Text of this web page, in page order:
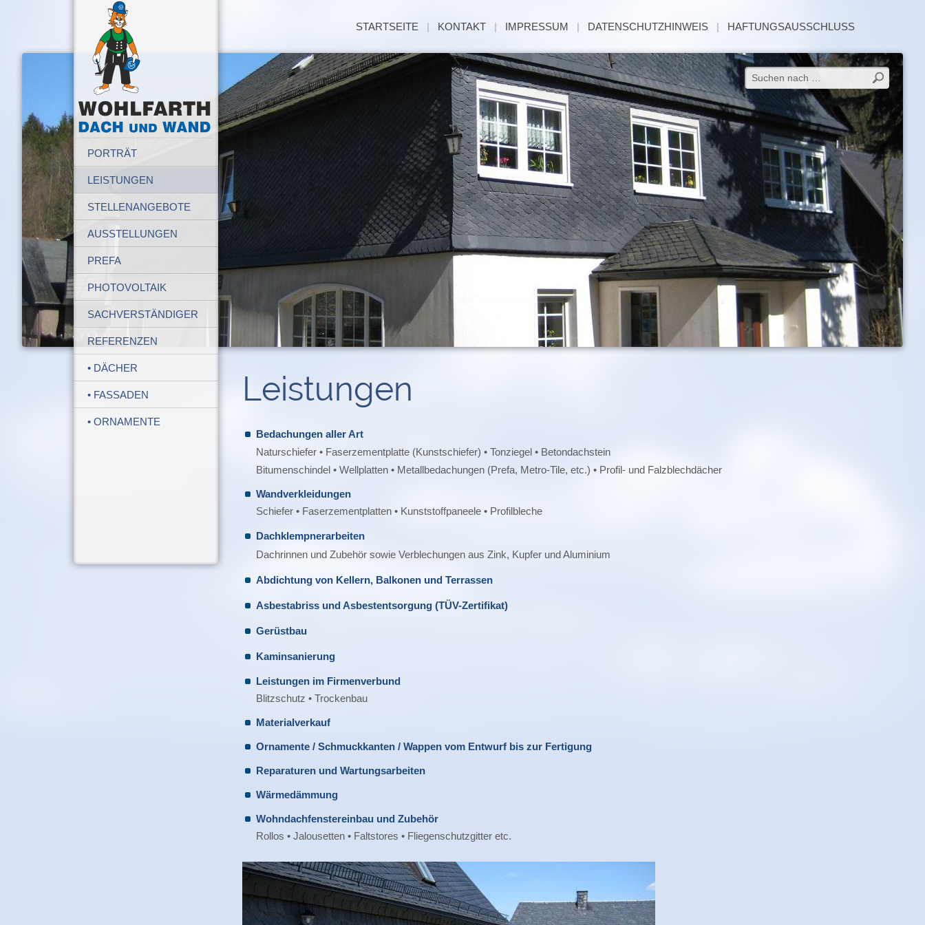
PORTRÄT
LEISTUNGEN
STELLENANGEBOTE
AUSSTELLUNGEN
PREFA
PHOTOVOLTAIK
SACHVERSTÄNDIGER
REFERENZEN
• DÄCHER
• FASSADEN
• ORNAMENTE
STARTSEITE | KONTAKT | IMPRESSUM | DATENSCHUTZHINWEIS | HAFTUNGSAUSSCHLUSS
Leistungen
Bedachungen aller Art
Naturschiefer • Faserzementplatte (Kunstschiefer) • Tonziegel • Betondachstein
Bitumenschindel • Wellplatten • Metallbedachungen (Prefa, Metro-Tile, etc.) • Profil- und Falzblechdächer
Wandverkleidungen
Schiefer • Faserzementplatten • Kunststoffpaneele • Profilbleche
Dachklempnerarbeiten
Dachrinnen und Zubehör sowie Verblechungen aus Zink, Kupfer und Aluminium
Abdichtung von Kellern, Balkonen und Terrassen
Asbestabriss und Asbestentsorgung (TÜV-Zertifikat)
Gerüstbau
Kaminsanierung
Leistungen im Firmenverbund
Blitzschutz • Trockenbau
Materialverkauf
Ornamente / Schmuckkanten / Wappen vom Entwurf bis zur Fertigung
Reparaturen und Wartungsarbeiten
Wärmedämmung
Wohndachfenstereinbau und Zubehör
Rollos • Jalousetten • Faltstores • Fliegenschutzgitter etc.